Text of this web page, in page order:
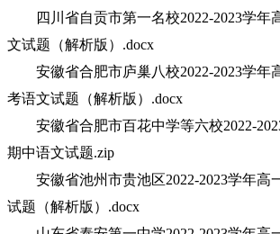
四川省自贡市第一名校2022-2023学年
文试题（解析版）.docx
安徽省合肥市庐巢八校2022-2023学年
考语文试题（解析版）.docx
安徽省合肥市百花中学等六校2022-
期中语文试题.zip
安徽省池州市贵池区2022-2023学年高
试题（解析版）.docx